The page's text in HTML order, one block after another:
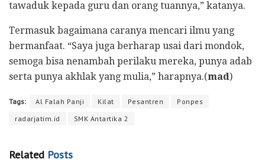
tawaduk kepada guru dan orang tuannya,” katanya.
Termasuk bagaimana caranya mencari ilmu yang
bermanfaat. “Saya juga berharap usai dari mondok,
semoga bisa nenambah perilaku mereka, punya adab
serta punya akhlak yang mulia,” harapnya.(mad)
Tags: Al Falah Panji Kilat Pesantren
Ponpes
radarjatim.id
SMK Antartika 2
Related Posts